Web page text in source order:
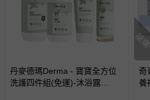
丹麥德瑪Derma - 寶寶全方位
洗護四件組(免運)-沐浴露
搶
奇
養